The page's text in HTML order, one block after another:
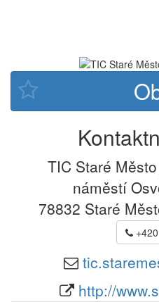
TIC Staré
náměstí
78832 Staré
+420
http://